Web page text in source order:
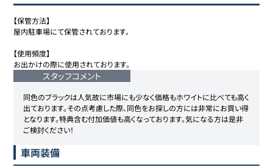
【保管方法】
屋内駐車場にて保管されております。
【使用頻度】
お出かけの際に使用されております。
スタッフコメント
同色のブラックは人気故に市場にも少なく価格もホワイトに比べても高く
出ております。その点考慮した際、同色をお探しの方には非常にお買い得
となります。特典含む付加価値も高くなっております。気になる方は是非
ご検討ください！
車両装備